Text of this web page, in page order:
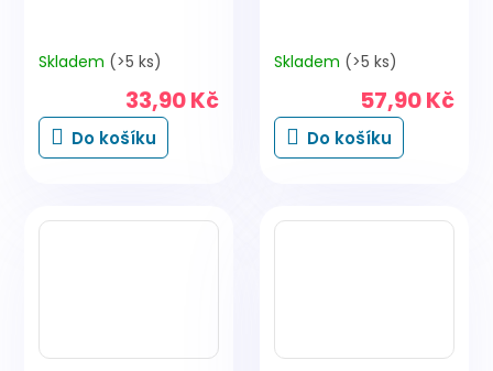
Skladem (>5 ks)
33,90 Kč
Do košíku
Skladem (>5 ks)
57,90 Kč
Do košíku